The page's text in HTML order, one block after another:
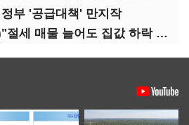
부 '공급대책' 만지작
(부동산 세제 개편)"절세 매물 늘어도 집값 하락 제한적"…전세난·양극화 심화 우려